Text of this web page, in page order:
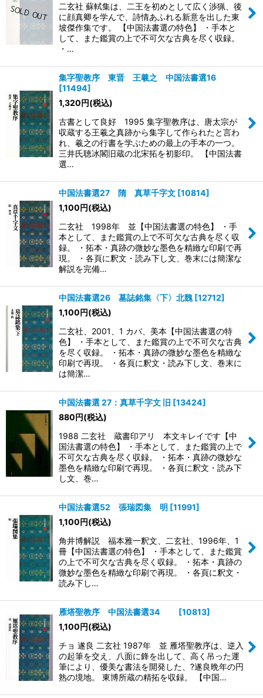
二玄社 蘇軾集は、二王を初めとして広く渉猟、後
に顔真卿を学んで、詩情あふれる新意を出した東
坡傑作集です。 【中国法書選の特色】 ・手本と
して、また鑑賞の上で不可欠な古典を尽く収録。
・…
集字聖教序 東晋 王羲之 中国法書選16
[11494]
1,320円(税込)
古書として良好 1995 集字聖教序は、唐太宗が
収蔵する王羲之真跡から集字して作られたと言わ
れ、羲之の行書を学ぶための最上の手本の一つ。
三井氏聴冰閣旧蔵の北宋拓を初影印。 【中国法書
選…
中国法書選27 隋 真草千字文 [10814]
1,100円(税込)
二玄社 1998年 並【中国法書選の特色】 ・手
本として、また鑑賞の上で不可欠な古典を尽く収
録。 ・拓本・真跡の微妙な墨色を精緻な印刷で再
現。 ・各頁に釈文・読み下し文、巻末には簡潔な
解説を完備…
中国法書選26 墓誌銘集〈下〉北魏 [12712]
1,100円(税込)
二玄社、2001、1 カバ、美本【中国法書選の特
色】 ・手本として、また鑑賞の上で不可欠な古典
を尽く収録。 ・拓本・真跡の微妙な墨色を精緻な
印刷で再現。 ・各頁に釈文・読み下し文、巻末に
は簡潔…
中国法書選 27：真草千字文 旧 [13424]
880円(税込)
1988 二玄社 蔵書印アリ 本文キレイです【中
国法書選の特色】 ・手本として、また鑑賞の上で
不可欠な古典を尽く収録。 ・拓本・真跡の微妙な
墨色を精緻な印刷で再現。 ・各頁に釈文・読み下
し文、巻…
中国法書選52 張瑞図集 明 [11991]
1,100円(税込)
角井博解説 福本雅一釈文、二玄社、1996年、1
冊【中国法書選の特色】 ・手本として、また鑑賞
の上で不可欠な古典を尽く収録。 ・拓本・真跡の
微妙な墨色を精緻な印刷で再現。 ・各頁に釈文・
読み下し…
雁塔聖教序 中国法書選34 [10813]
1,100円(税込)
チョ 遂良 二玄社 1987年 並 雁塔聖教序は、逆入
の起筆を交え、八面に鋒を出して、高く吊った運
筆により、優美な書法を開発した、?遂良晩年の円
熟の境地。 東博所蔵の精拓を収録。 【中国…